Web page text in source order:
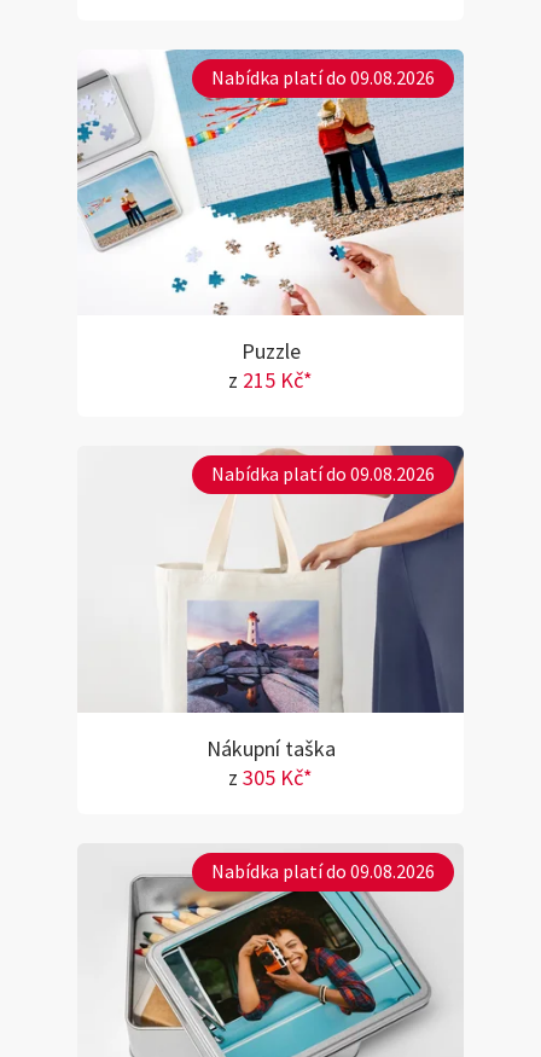
Nabídka platí do 09.08.2026
Puzzle
z 215 Kč*
Nabídka platí do 09.08.2026
Nákupní taška
z 305 Kč*
Nabídka platí do 09.08.2026